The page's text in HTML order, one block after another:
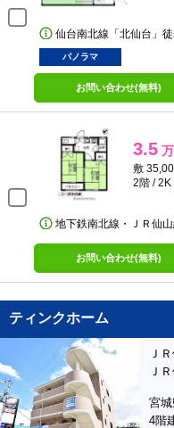
仙台南北線「北仙台」
パノラマ
お問い合わせ(無料)
3.5
敷
2階 / 2K
地下鉄南北線・ＪＲ仙
お問い合わせ(無料)
ティンクホーム
Ｊ
Ｊ
宮
4階